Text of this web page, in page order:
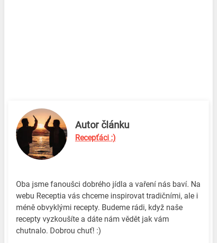
Autor článku
Recepťáci :)
Oba jsme fanoušci dobrého jídla a vaření nás baví. Na
webu Receptia vás chceme inspirovat tradičními, ale i
méně obvyklými recepty. Budeme rádi, když naše
recepty vyzkoušíte a dáte nám vědět jak vám
chutnalo. Dobrou chuť! :)